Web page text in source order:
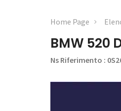
Home Page
BMW 520
Ns Riferimento :